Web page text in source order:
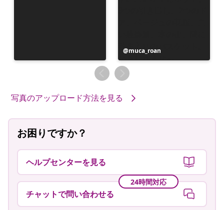
投
稿
者
muca_roan
写真のアップロード方法を見る
お困りですか？
ヘルプセンターを見る
24時間対応
チャットで問い合わせる